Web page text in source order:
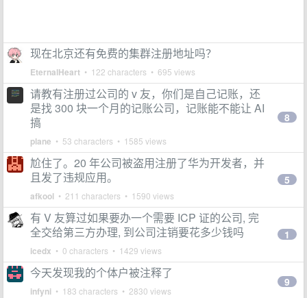
现在北京还有免费的集群注册地址吗？
EternalHeart • 122 characters • 695 views
请教有注册过公司的 v 友，你们是自己记账，还
是找 300 块一个月的记账公司，记账能不能让 AI
搞
plane • 53 characters • 1585 views
8
尬住了。20 年公司被盗用注册了华为开发者，并
且发了违规应用。
afkool • 211 characters • 1590 views
5
有 V 友算过如果要办一个需要 ICP 证的公司, 完
全交给第三方办理, 到公司注销要花多少钱吗
icedx • 0 characters • 1429 views
1
今天发现我的个体户被注释了
infyni • 183 characters • 2830 views
9